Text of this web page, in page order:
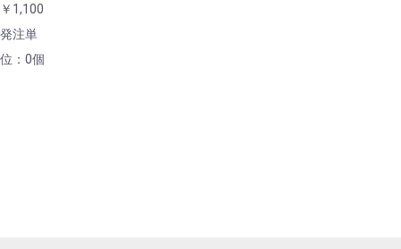
￥1,100
発注単
位：0個